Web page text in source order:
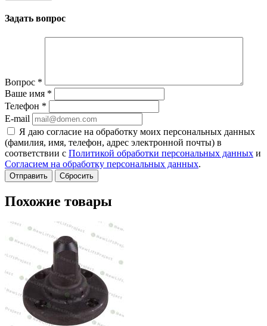
Задать вопрос
Вопрос *
Ваше имя *
Телефон *
E-mail
Я даю согласие на обработку моих персональных данных
(фамилия, имя, телефон, адрес электронной почты) в
соответствии с Политикой обработки персональных данных и
Согласием на обработку персональных данных.
Сбросить
Похожие товары